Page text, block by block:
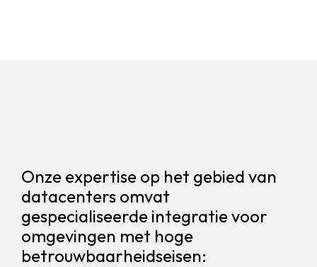
Onze expertise op het gebied van
datacenters omvat
gespecialiseerde integratie voor
omgevingen met hoge
betrouwbaarheidseisen: